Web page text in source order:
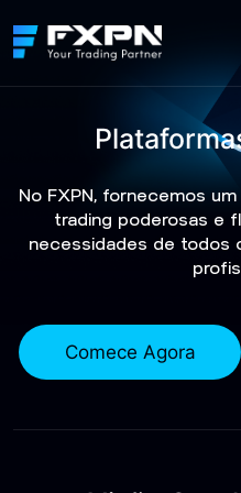
to
content
No FXPN, fornecemos
trading poderosas e
necessidades de todos
Comece Agora